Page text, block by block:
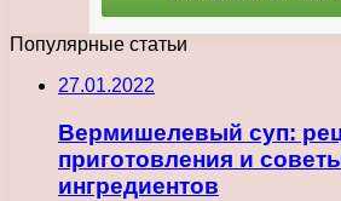
Популярные статьи
27.01.2022
Вермишелевый суп:
приготовления и
ингредиентов